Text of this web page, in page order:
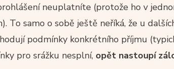
neuplatníte (protože ho v
To samo o sobě ještě neříká, že u
podmínky konkrétního příjmu
pro srážku nesplní, opět nastoupí